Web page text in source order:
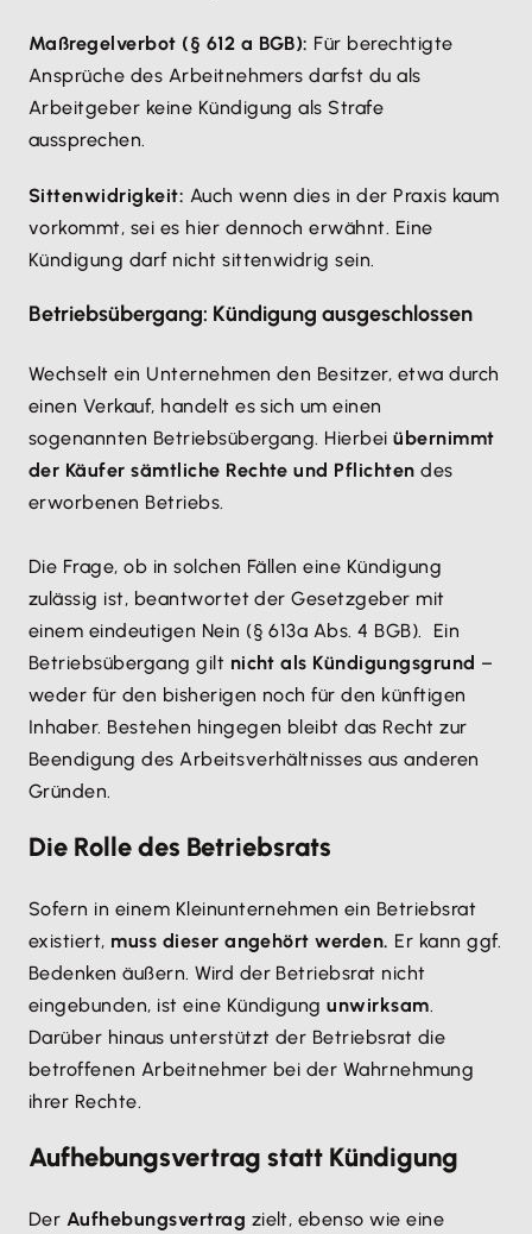
Maßregelverbot (§ 612 a BGB): Für berechtigte
Ansprüche des Arbeitnehmers darfst du als
Arbeitgeber keine Kündigung als Strafe
aussprechen.
Sittenwidrigkeit: Auch wenn dies in der Praxis kaum
vorkommt, sei es hier dennoch erwähnt. Eine
Kündigung darf nicht sittenwidrig sein.
Betriebsübergang: Kündigung ausgeschlossen
Wechselt ein Unternehmen den Besitzer, etwa durch
einen Verkauf, handelt es sich um einen
sogenannten Betriebsübergang. Hierbeiübernimmt
der Käufer sämtliche Rechte und Pflichten des
erworbenen Betriebs.
Die Frage, ob in solchen Fällen eine Kündigung
zulässig ist, beantwortet der Gesetzgeber mit
einem eindeutigen Nein (§ 613a Abs. 4 BGB). Ein
Betriebsübergang gilt nicht als Kündigungsgrund –
weder für den bisherigen noch für den künftigen
Inhaber. Bestehen hingegen bleibt das Recht zur
Beendigung des Arbeitsverhältnisses aus anderen
Gründen.
Die Rolle des Betriebsrats
Sofern in einem Kleinunternehmen ein Betriebsrat
existiert, muss dieser angehört werden. Er kann ggf.
Bedenken äußern. Wird der Betriebsrat nicht
eingebunden, ist eine Kündigungunwirksam.
Darüber hinaus unterstützt der Betriebsrat die
betroffenen Arbeitnehmer bei der Wahrnehmung
ihrer Rechte.
Aufhebungsvertrag statt Kündigung
Der Aufhebungsvertrag zielt, ebenso wie eine